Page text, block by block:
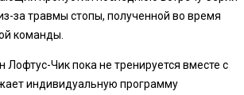
за травмы стопы, полученной во время
команды.
Чик пока не тренируется вместе с
индивидуальную программу